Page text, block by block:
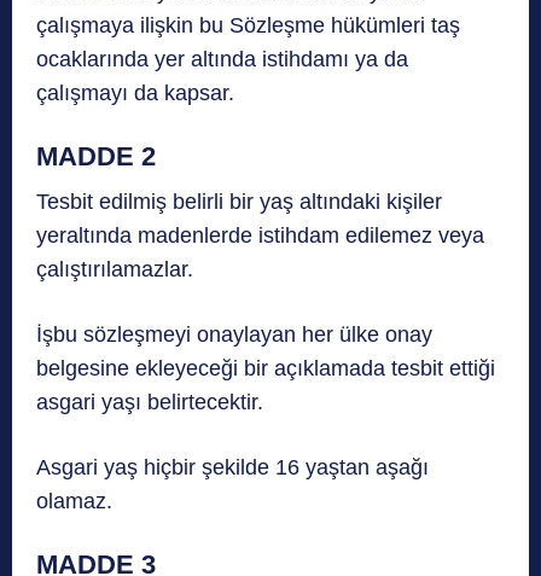
çalışmaya ilişkin bu Sözleşme hükümleri taş
ocaklarında yer altında istihdamı ya da
çalışmayı da kapsar.
MADDE 2
Tesbit edilmiş belirli bir yaş altındaki kişiler
yeraltında madenlerde istihdam edilemez veya
çalıştırılamazlar.
İşbu sözleşmeyi onaylayan her ülke onay
belgesine ekleyeceği bir açıklamada tesbit ettiği
asgari yaşı belirtecektir.
Asgari yaş hiçbir şekilde 16 yaştan aşağı
olamaz.
MADDE 3